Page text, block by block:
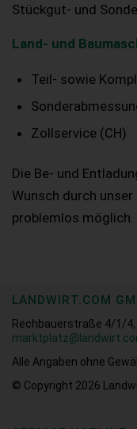
Stückgut- und
Land- und
Teil- sowie
Zollservice (CH)
Die Be- und
Wunsch durch
problemlos möglich.
LANDWIRT.COM
Rechbauerstraße 4/1/4,
Alle Angaben ohne
© Copyright 2026